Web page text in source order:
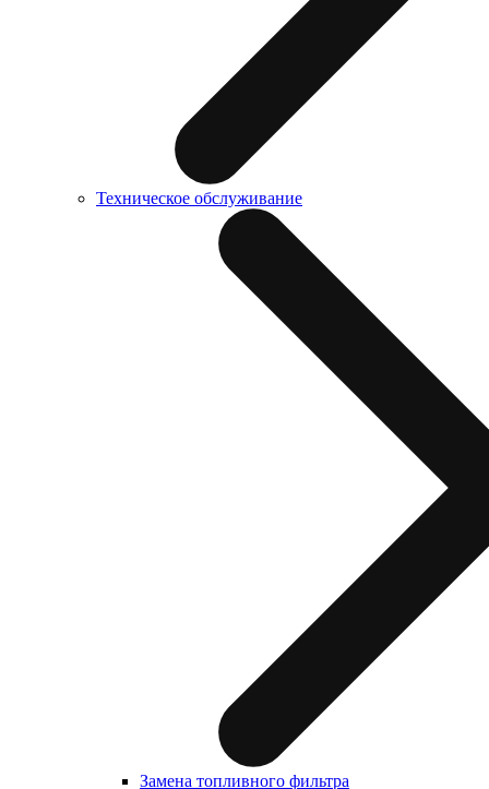
Техническое обслуживание
Замена топливного фильтра